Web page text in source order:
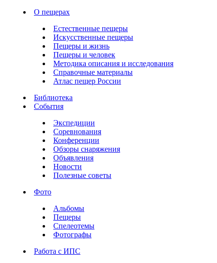
О пещерах
Естественные пещеры
Искусственные пещеры
Пещеры и жизнь
Пещеры и человек
Методика описания и исследования
Справочные материалы
Атлас пещер России
Библиотека
События
Экспедиции
Соревнования
Конференции
Обзоры снаряжения
Объявления
Новости
Полезные советы
Фото
Альбомы
Пещеры
Спелеотемы
Фотографы
Работа с ИПС